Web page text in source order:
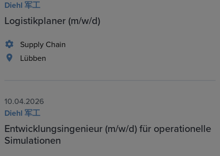
Diehl 军工
Logistikplaner (m/w/d)
Supply Chain
Lübben
10.04.2026
Diehl 军工
Entwicklungsingenieur (m/w/d) für operationelle
Simulationen